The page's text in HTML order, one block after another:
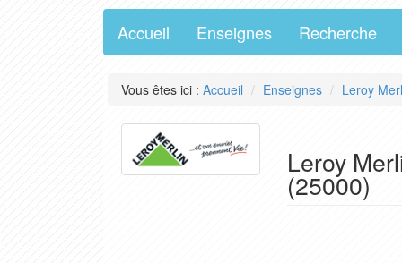
Accueil Enseignes Recherche
Vous êtes ici : Accueil Enseignes Leroy
Leroy
(25000)